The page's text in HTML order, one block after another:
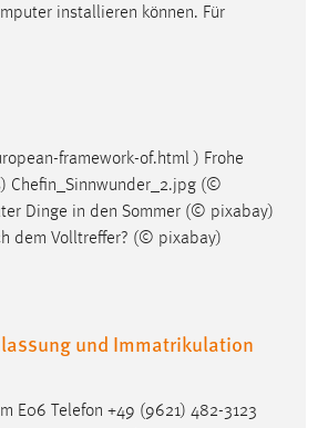
installieren können. Für
framework-of.html ) Frohe
Chefin_Sinnwunder_2.jpg (©
Dinge in den Sommer (© pixabay)
dem Volltreffer? (© pixabay)
und Immatrikulation
E06 Telefon +49 (9621) 482-3123